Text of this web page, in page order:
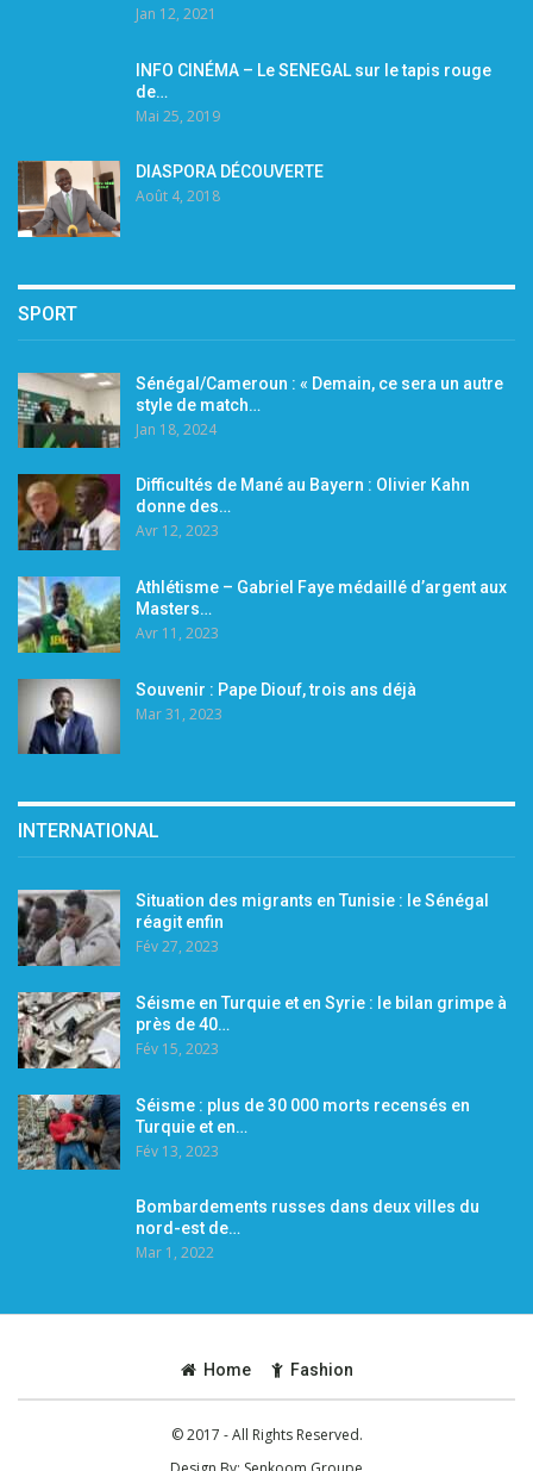
Jan 12, 2021
INFO CINÉMA – Le SENEGAL sur le tapis rouge
de…
Mai 25, 2019
DIASPORA DÉCOUVERTE
Août 4, 2018
SPORT
Sénégal/Cameroun : « Demain, ce sera un autre
style de match…
Jan 18, 2024
Difficultés de Mané au Bayern : Olivier Kahn
donne des…
Avr 12, 2023
Athlétisme – Gabriel Faye médaillé d’argent aux
Masters…
Avr 11, 2023
Souvenir : Pape Diouf, trois ans déjà
Mar 31, 2023
INTERNATIONAL
Situation des migrants en Tunisie : le Sénégal
réagit enfin
Fév 27, 2023
Séisme en Turquie et en Syrie : le bilan grimpe à
près de 40…
Fév 15, 2023
Séisme : plus de 30 000 morts recensés en
Turquie et en…
Fév 13, 2023
Bombardements russes dans deux villes du
nord-est de…
Mar 1, 2022
Home Fashion
© 2017 - All Rights Reserved.